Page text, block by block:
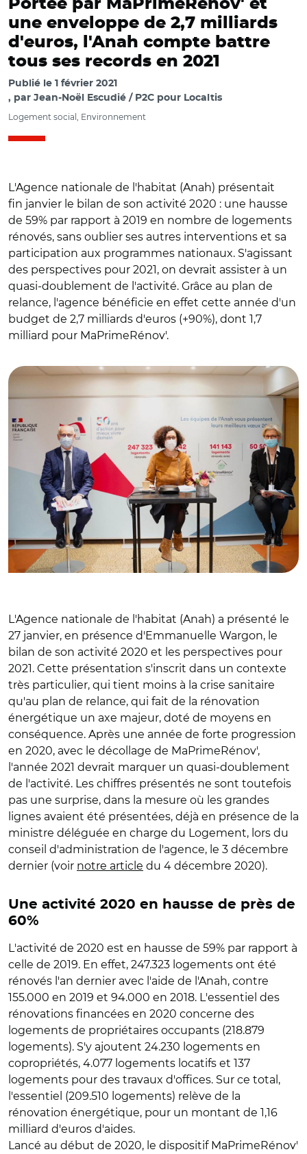
Portée par MaPrimeRénov' et
une enveloppe de 2,7 milliards
d'euros, l'Anah compte battre
tous ses records en 2021
Publié le 1 février 2021
par Jean-Noël Escudié / P2C pour Localtis
Logement social, Environnement
L'Agence nationale de l'habitat (Anah) présentait
fin janvier le bilan de son activité 2020 : une hausse
de 59% par rapport à 2019 en nombre de logements
rénovés, sans oublier ses autres interventions et sa
participation aux programmes nationaux. S'agissant
des perspectives pour 2021, on devrait assister à un
quasi-doublement de l'activité. Grâce au plan de
relance, l'agence bénéficie en effet cette année d'un
budget de 2,7 milliards d'euros (+90%), dont 1,7
milliard pour MaPrimeRénov'.
© @ANAH_Officiel/ Thierry Repentin, Emmanuelle
L'Agence nationale de l'habitat (Anah) a présenté le
27 janvier, en présence d'Emmanuelle Wargon, le
bilan de son activité 2020 et les perspectives pour
2021. Cette présentation s'inscrit dans un contexte
très particulier, qui tient moins à la crise sanitaire
qu'au plan de relance, qui fait de la rénovation
énergétique un axe majeur, doté de moyens en
conséquence. Après une année de forte progression
en 2020, avec le décollage de MaPrimeRénov',
l'année 2021 devrait marquer un quasi-doublement
de l'activité. Les chiffres présentés ne sont toutefois
pas une surprise, dans la mesure où les grandes
lignes avaient été présentées, déjà en présence de la
ministre déléguée en charge du Logement, lors du
conseil d'administration de l'agence, le 3 décembre
dernier (voir notre article du 4 décembre 2020).
Une activité 2020 en hausse de près de
60%
L'activité de 2020 est en hausse de 59% par rapport à
celle de 2019. En effet, 247.323 logements ont été
rénovés l'an dernier avec l'aide de l'Anah, contre
155.000 en 2019 et 94.000 en 2018. L'essentiel des
rénovations financées en 2020 concerne des
logements de propriétaires occupants (218.879
logements). S'y ajoutent 24.230 logements en
copropriétés, 4.077 logements locatifs et 137
logements pour des travaux d'offices. Sur ce total,
l'essentiel (209.510 logements) relève de la
rénovation énergétique, pour un montant de 1,16
milliard d'euros d'aides.
Lancé au début de 2020, le dispositif MaPrimeRénov'